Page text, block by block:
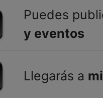
Puedes
y eventos
Llegarás a